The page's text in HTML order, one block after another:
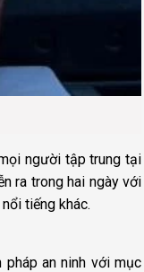
người tập trung tại
ra trong hai ngày với
tiếng khác.
an ninh với mục